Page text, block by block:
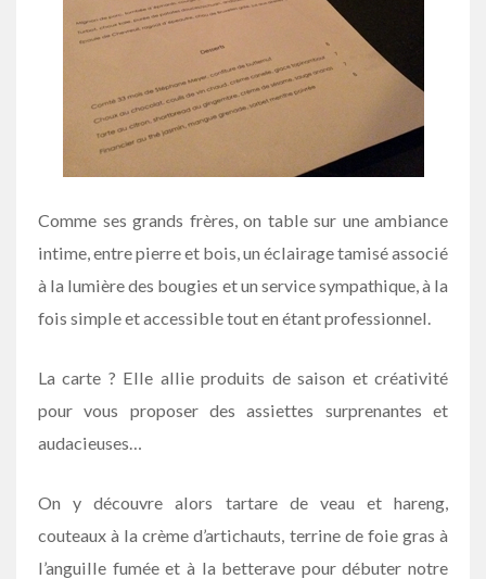
Comme ses grands frères, on table sur une ambiance
intime, entre pierre et bois, un éclairage tamisé associé
à la lumière des bougies et un service sympathique, à la
fois simple et accessible tout en étant professionnel.
La carte ? Elle allie produits de saison et créativité
pour vous proposer des assiettes surprenantes et
audacieuses…
On y découvre alors tartare de veau et hareng,
couteaux à la crème d’artichauts, terrine de foie gras à
l’anguille fumée et à la betterave pour débuter notre